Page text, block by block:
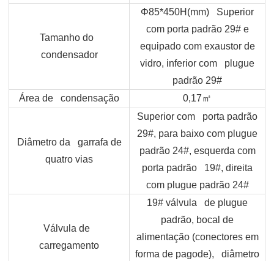
Tamanho do
condensador
Φ85*450H(mm) Superior
com porta padrão 29# e
equipado com exaustor de
vidro, inferior com plugue
padrão 29#
Área de condensação
0,17㎡
Diâmetro da garrafa de
quatro vias
Superior com porta padrão
29#, para baixo com plugue
padrão 24#, esquerda com
porta padrão 19#, direita
com plugue padrão 24#
Válvula de
carregamento
19# válvula de plugue
padrão, bocal de
alimentação (conectores em
forma de pagode), diâmetro